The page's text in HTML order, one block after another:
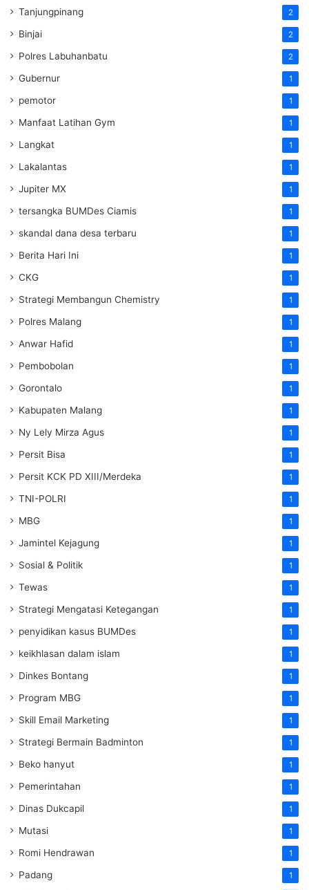
Tanjungpinang 2
Binjai 2
Polres Labuhanbatu 2
Gubernur 1
pemotor 1
Manfaat Latihan Gym 1
Langkat 1
Lakalantas 1
Jupiter MX 1
tersangka BUMDes Ciamis 1
skandal dana desa terbaru 1
Berita Hari Ini 1
CKG 1
Strategi Membangun Chemistry 1
Polres Malang 1
Anwar Hafid 1
Pembobolan 1
Gorontalo 1
Kabupaten Malang 1
Ny Lely Mirza Agus 1
Persit Bisa 1
Persit KCK PD XIII/Merdeka 1
TNI-POLRI 1
MBG 1
Jamintel Kejagung 1
Sosial & Politik 1
Tewas 1
Strategi Mengatasi Ketegangan 1
penyidikan kasus BUMDes 1
keikhlasan dalam islam 1
Dinkes Bontang 1
Program MBG 1
Skill Email Marketing 1
Strategi Bermain Badminton 1
Beko hanyut 1
Pemerintahan 1
Dinas Dukcapil 1
Mutasi 1
Romi Hendrawan 1
Padang 1